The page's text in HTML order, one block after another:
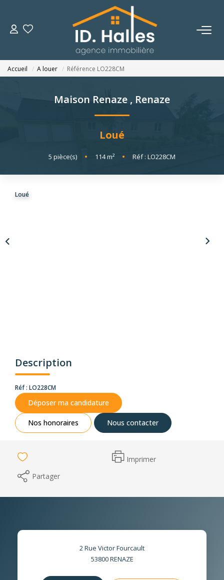
VENTES
LOCATIONS
NOTRE HISTOIRE
Accueil A louer Référence LO228CM
Maison Renaze , Renaze
Loué
5 pièce(s) • 114m² • Réf : LO228CM
Loué
Description
Réf : LO228CM
Déposer ma candidature
Nos honoraires Nous contacter
Imprimer
Partager
2 Rue Victor Fourcault
53800RENAZE